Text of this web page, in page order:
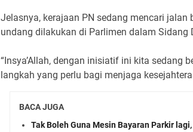
Jelasnya, kerajaan PN sedang mencari
undang dilakukan di Parlimen dalam Sidang
“Insya’Allah, dengan inisiatif ini kita sedang
langkah yang perlu bagi menjaga
BACA JUGA
Tak Boleh Guna Mesin Bayaran Parkir